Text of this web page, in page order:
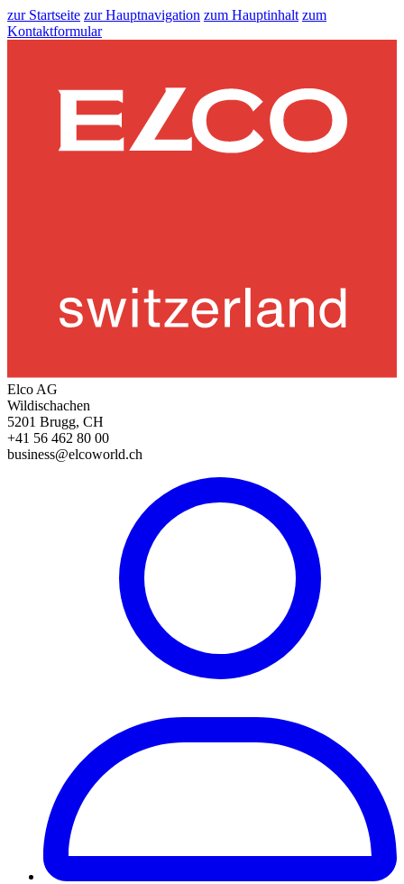
zur Startseite zur Hauptnavigation zum Hauptinhalt zum
Kontaktformular
Elco AG
Wildischachen
5201 Brugg, CH
+41 56 462 80 00
business@elcoworld.ch